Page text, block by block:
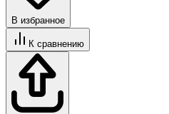
В избранное
К сравнению